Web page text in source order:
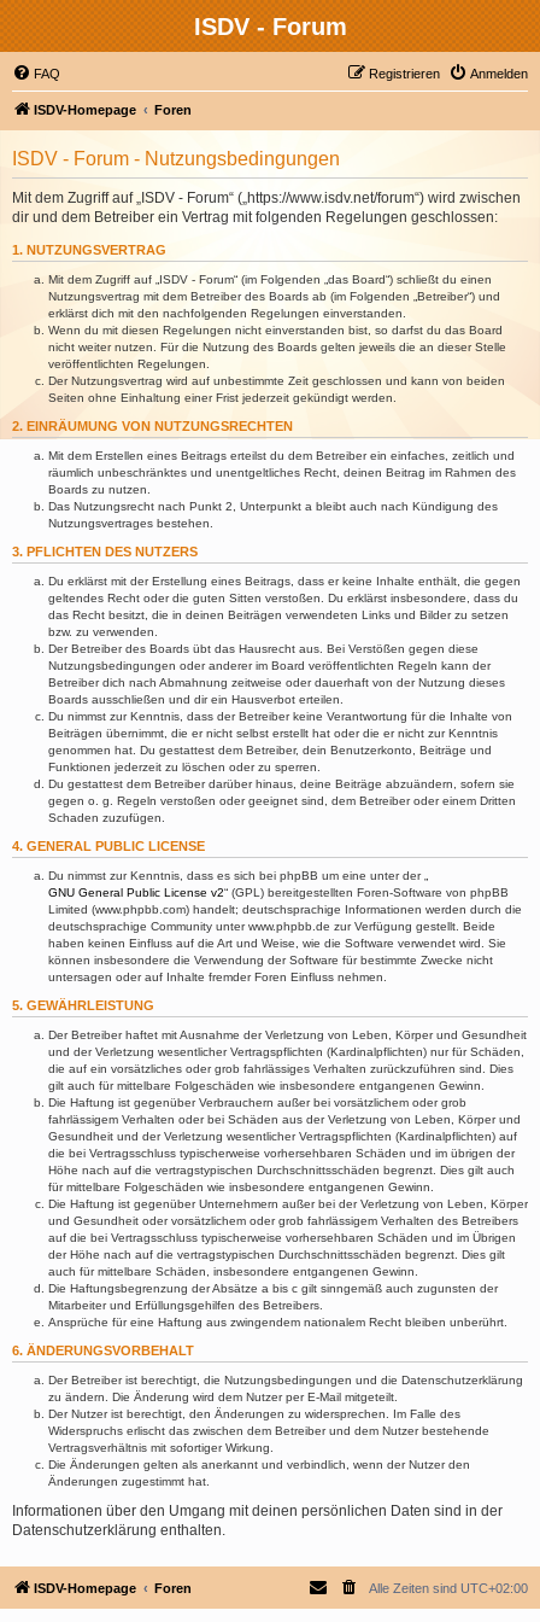
ISDV - Forum
FAQ Anmelden
Registrieren
ISDV-Homepage Foren
ISDV - Forum - Nutzungsbedingungen
Mit dem Zugriff auf „ISDV - Forum“ („https://www.isdv.net/forum“) wird zwischen
dir und dem Betreiber ein Vertrag mit folgenden Regelungen geschlossen:
1. NUTZUNGSVERTRAG
Mit dem Zugriff auf „ISDV - Forum“ (im Folgenden „das Board“) schließt du einen
Nutzungsvertrag mit dem Betreiber des Boards ab (im Folgenden „Betreiber“) und
erklärst dich mit den nachfolgenden Regelungen einverstanden.
Wenn du mit diesen Regelungen nicht einverstanden bist, so darfst du das Board
nicht weiter nutzen. Für die Nutzung des Boards gelten jeweils die an dieser Stelle
veröffentlichten Regelungen.
Der Nutzungsvertrag wird auf unbestimmte Zeit geschlossen und kann von beiden
Seiten ohne Einhaltung einer Frist jederzeit gekündigt werden.
2. EINRÄUMUNG VON NUTZUNGSRECHTEN
Mit dem Erstellen eines Beitrags erteilst du dem Betreiber ein einfaches, zeitlich und
räumlich unbeschränktes und unentgeltliches Recht, deinen Beitrag im Rahmen des
Boards zu nutzen.
Das Nutzungsrecht nach Punkt 2, Unterpunkt a bleibt auch nach Kündigung des
Nutzungsvertrages bestehen.
3. PFLICHTEN DES NUTZERS
Du erklärst mit der Erstellung eines Beitrags, dass er keine Inhalte enthält, die gegen
geltendes Recht oder die guten Sitten verstoßen. Du erklärst insbesondere, dass du
das Recht besitzt, die in deinen Beiträgen verwendeten Links und Bilder zu setzen
bzw. zu verwenden.
Der Betreiber des Boards übt das Hausrecht aus. Bei Verstößen gegen diese
Nutzungsbedingungen oder anderer im Board veröffentlichten Regeln kann der
Betreiber dich nach Abmahnung zeitweise oder dauerhaft von der Nutzung dieses
Boards ausschließen und dir ein Hausverbot erteilen.
Du nimmst zur Kenntnis, dass der Betreiber keine Verantwortung für die Inhalte von
Beiträgen übernimmt, die er nicht selbst erstellt hat oder die er nicht zur Kenntnis
genommen hat. Du gestattest dem Betreiber, dein Benutzerkonto, Beiträge und
Funktionen jederzeit zu löschen oder zu sperren.
Du gestattest dem Betreiber darüber hinaus, deine Beiträge abzuändern, sofern sie
gegen o. g. Regeln verstoßen oder geeignet sind, dem Betreiber oder einem Dritten
Schaden zuzufügen.
4. GENERAL PUBLIC LICENSE
Du nimmst zur Kenntnis, dass es sich bei phpBB um eine unter der „
GNU General Public License v2“ (GPL) bereitgestellten Foren-Software von phpBB
Limited (www.phpbb.com) handelt; deutschsprachige Informationen werden durch die
deutschsprachige Community unter www.phpbb.de zur Verfügung gestellt. Beide
haben keinen Einfluss auf die Art und Weise, wie die Software verwendet wird. Sie
können insbesondere die Verwendung der Software für bestimmte Zwecke nicht
untersagen oder auf Inhalte fremder Foren Einfluss nehmen.
5. GEWÄHRLEISTUNG
Der Betreiber haftet mit Ausnahme der Verletzung von Leben, Körper und Gesundheit
und der Verletzung wesentlicher Vertragspflichten (Kardinalpflichten) nur für Schäden,
die auf ein vorsätzliches oder grob fahrlässiges Verhalten zurückzuführen sind. Dies
gilt auch für mittelbare Folgeschäden wie insbesondere entgangenen Gewinn.
Die Haftung ist gegenüber Verbrauchern außer bei vorsätzlichem oder grob
fahrlässigem Verhalten oder bei Schäden aus der Verletzung von Leben, Körper und
Gesundheit und der Verletzung wesentlicher Vertragspflichten (Kardinalpflichten) auf
die bei Vertragsschluss typischerweise vorhersehbaren Schäden und im übrigen der
Höhe nach auf die vertragstypischen Durchschnittsschäden begrenzt. Dies gilt auch
für mittelbare Folgeschäden wie insbesondere entgangenen Gewinn.
Die Haftung ist gegenüber Unternehmern außer bei der Verletzung von Leben, Körper
und Gesundheit oder vorsätzlichem oder grob fahrlässigem Verhalten des Betreibers
auf die bei Vertragsschluss typischerweise vorhersehbaren Schäden und im Übrigen
der Höhe nach auf die vertragstypischen Durchschnittsschäden begrenzt. Dies gilt
auch für mittelbare Schäden, insbesondere entgangenen Gewinn.
Die Haftungsbegrenzung der Absätze a bis c gilt sinngemäß auch zugunsten der
Mitarbeiter und Erfüllungsgehilfen des Betreibers.
Ansprüche für eine Haftung aus zwingendem nationalem Recht bleiben unberührt.
6. ÄNDERUNGSVORBEHALT
Der Betreiber ist berechtigt, die Nutzungsbedingungen und die Datenschutzerklärung
zu ändern. Die Änderung wird dem Nutzer per E-Mail mitgeteilt.
Der Nutzer ist berechtigt, den Änderungen zu widersprechen. Im Falle des
Widerspruchs erlischt das zwischen dem Betreiber und dem Nutzer bestehende
Vertragsverhältnis mit sofortiger Wirkung.
Die Änderungen gelten als anerkannt und verbindlich, wenn der Nutzer den
Änderungen zugestimmt hat.
Informationen über den Umgang mit deinen persönlichen Daten sind in der
Datenschutzerklärung enthalten.
ISDV-Homepage Foren Alle Zeiten sind UTC+02:00